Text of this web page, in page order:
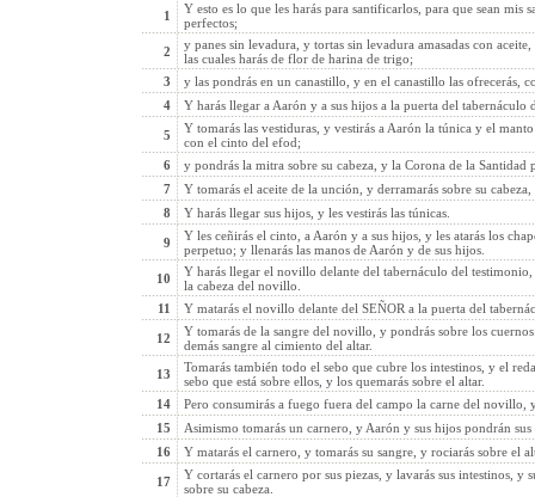
1
Y esto es lo que les harás para santificarlos, para que sean mis
perfectos;
2
y panes sin levadura, y tortas sin levadura amasadas con
las cuales harás de flor de harina de trigo;
3
y las pondrás en un canastillo, y en el canastillo las ofrecerás,
4
Y harás llegar a Aarón y a sus hijos a la puerta del tabernáculo
5
Y tomarás las vestiduras, y vestirás a Aarón la túnica y el
con el cinto del efod;
6
y pondrás la mitra sobre su cabeza, y la Corona de la Santidad
7
Y tomarás el aceite de la unción, y derramarás sobre su
8
Y harás llegar sus hijos, y les vestirás las túnicas.
9
Y les ceñirás el cinto, a Aarón y a sus hijos, y les atarás los
perpetuo; y llenarás las manos de Aarón y de sus hijos.
10
Y harás llegar el novillo delante del tabernáculo del
la cabeza del novillo.
11
Y matarás el novillo delante del SEÑOR a la puerta del
12
Y tomarás de la sangre del novillo, y pondrás sobre los
demás sangre al cimiento del altar.
13
Tomarás también todo el sebo que cubre los intestinos, y el
sebo que está sobre ellos, y los quemarás sobre el altar.
14
Pero consumirás a fuego fuera del campo la carne del novillo,
15
Asimismo tomarás un carnero, y Aarón y sus hijos pondrán
16
Y matarás el carnero, y tomarás su sangre, y rociarás sobre el
17
Y cortarás el carnero por sus piezas, y lavarás sus intestinos, y
sobre su cabeza.